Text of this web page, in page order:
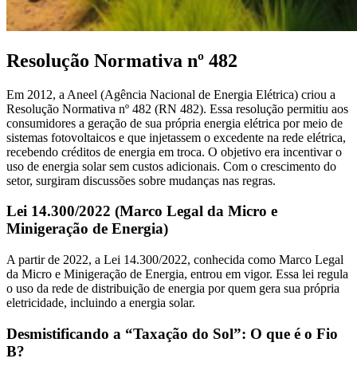
Resolução Normativa nº 482
Em 2012, a Aneel (Agência Nacional de Energia Elétrica) criou a
Resolução Normativa nº 482 (RN 482). Essa resolução permitiu aos
consumidores a geração de sua própria energia elétrica por meio de
sistemas fotovoltaicos e que injetassem o excedente na rede elétrica,
recebendo créditos de energia em troca. O objetivo era incentivar o
uso de energia solar sem custos adicionais. Com o crescimento do
setor, surgiram discussões sobre mudanças nas regras.
Lei 14.300/2022 (Marco Legal da Micro e
Minigeração de Energia)
A partir de 2022, a Lei 14.300/2022, conhecida como Marco Legal
da Micro e Minigeração de Energia, entrou em vigor. Essa lei regula
o uso da rede de distribuição de energia por quem gera sua própria
eletricidade, incluindo a energia solar.
Desmistificando a “Taxação do Sol”: O que é o Fio
B?